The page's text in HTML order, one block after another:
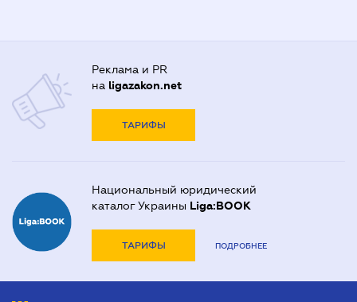
Реклама и PR
на ligazakon.net
ТАРИФЫ
Национальный юридический
каталог Украины Liga:BOOK
ТАРИФЫ ПОДРОБНЕЕ